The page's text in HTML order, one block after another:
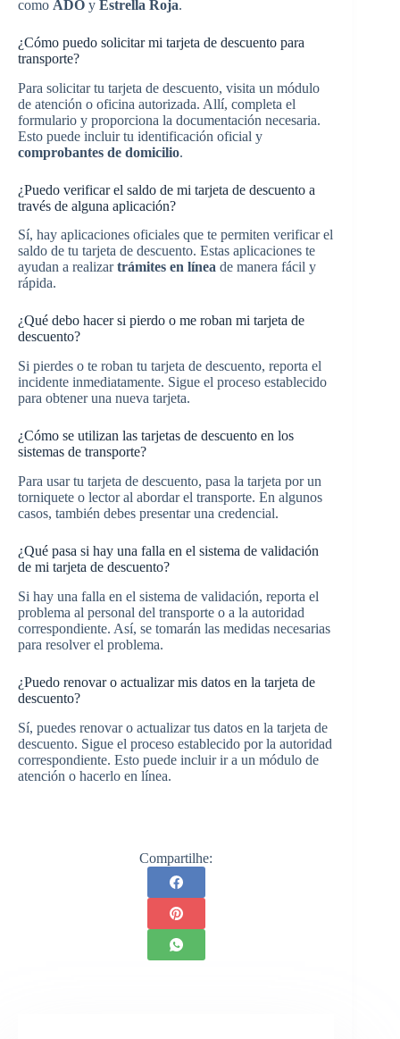
como ADO y Estrella Roja.
¿Cómo puedo solicitar mi tarjeta de descuento para
transporte?
Para solicitar tu tarjeta de descuento, visita un módulo
de atención o oficina autorizada. Allí, completa el
formulario y proporciona la documentación necesaria.
Esto puede incluir tu identificación oficial y
comprobantes de domicilio.
¿Puedo verificar el saldo de mi tarjeta de descuento a
través de alguna aplicación?
Sí, hay aplicaciones oficiales que te permiten verificar el
saldo de tu tarjeta de descuento. Estas aplicaciones te
ayudan a realizartrámites en línea de manera fácil y
rápida.
¿Qué debo hacer si pierdo o me roban mi tarjeta de
descuento?
Si pierdes o te roban tu tarjeta de descuento, reporta el
incidente inmediatamente. Sigue el proceso establecido
para obtener una nueva tarjeta.
¿Cómo se utilizan las tarjetas de descuento en los
sistemas de transporte?
Para usar tu tarjeta de descuento, pasa la tarjeta por un
torniquete o lector al abordar el transporte. En algunos
casos, también debes presentar una credencial.
¿Qué pasa si hay una falla en el sistema de validación
de mi tarjeta de descuento?
Si hay una falla en el sistema de validación, reporta el
problema al personal del transporte o a la autoridad
correspondiente. Así, se tomarán las medidas necesarias
para resolver el problema.
¿Puedo renovar o actualizar mis datos en la tarjeta de
descuento?
Sí, puedes renovar o actualizar tus datos en la tarjeta de
descuento. Sigue el proceso establecido por la autoridad
correspondiente. Esto puede incluir ir a un módulo de
atención o hacerlo en línea.
Compartilhe: